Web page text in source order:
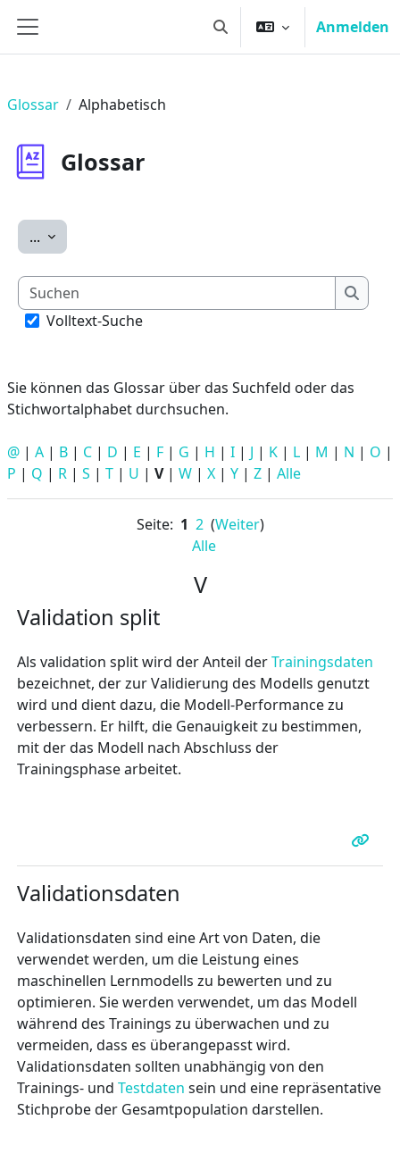
Website-Übersicht Sucheingabe umschalten
Anmelden
Glossar Alphabetisch
Glossar
... Einträge exportieren
Suchen
Suchen
Volltext-Suche
Sie können das Glossar über das Suchfeld oder das
Stichwortalphabet durchsuchen.
@ | A | B | C | D | E | F | G | H | I | J | K | L | M | N | O |
P | Q | R | S | T | U | V| W | X | Y | Z | Alle
Seite: 1 2(Weiter)
Alle
V
Validation split
Als validation split wird der Anteil derTrainingsdaten
bezeichnet, der zur Validierung des Modells genutzt
wird und dient dazu, die Modell-Performance zu
verbessern. Er hilft, die Genauigkeit zu bestimmen,
mit der das Modell nach Abschluss der
Trainingsphase arbeitet.
Validationsdaten
Validationsdaten sind eine Art von Daten, die
verwendet werden, um die Leistung eines
maschinellen Lernmodells zu bewerten und zu
optimieren. Sie werden verwendet, um das Modell
während des Trainings zu überwachen und zu
vermeiden, dass es überangepasst wird.
Validationsdaten sollten unabhängig von den
Trainings- und Testdaten sein und eine repräsentative
Stichprobe der Gesamtpopulation darstellen.